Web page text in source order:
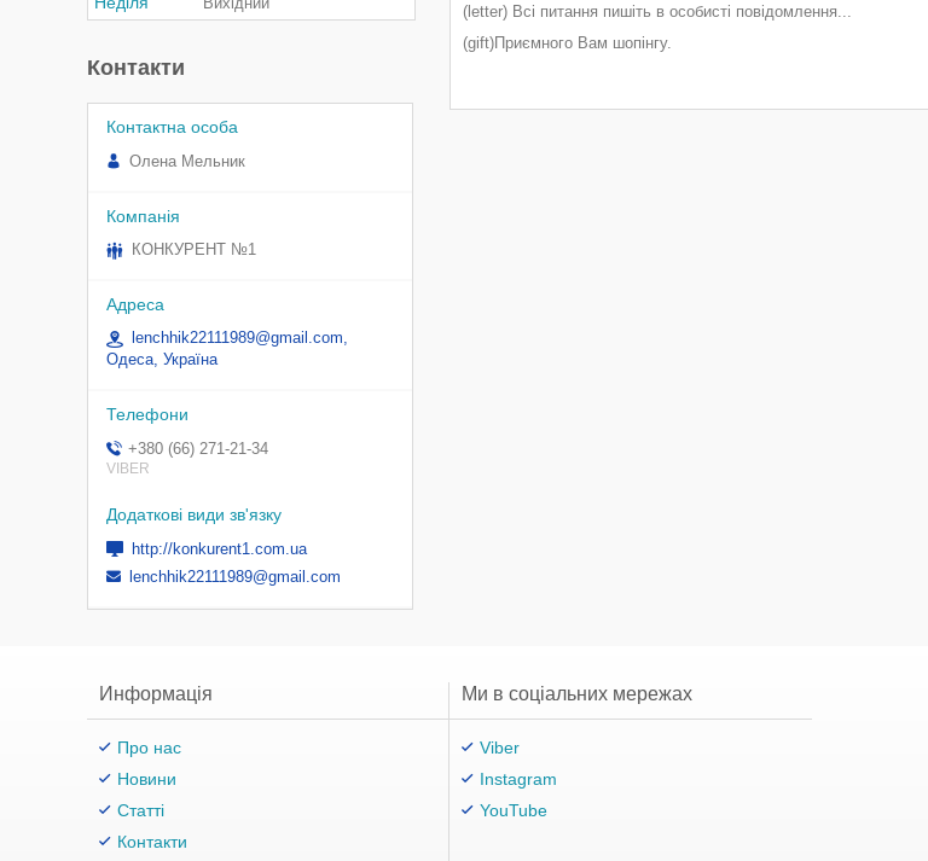
(letter) Всі питання пишіть в особисті повідомлення...
(gift)Приємного Вам шопінгу.
Контакти
Олена Мельник
КОНКУРЕНТ №1
lenchhik22111989@gmail.com,
Одеса, Україна
+380 (66) 271-21-34
VIBER
http://konkurent1.com.ua
lenchhik22111989@gmail.com
Информація
Про нас
Новини
Статті
Контакти
Ми в соціальних мережах
Viber
Instagram
YouTube